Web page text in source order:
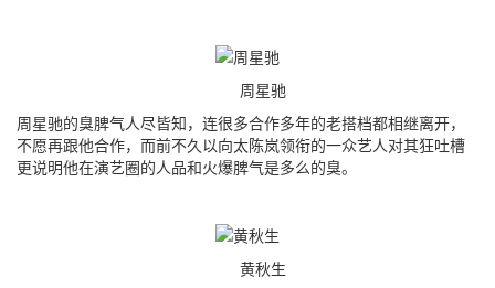
周星驰
周星驰的臭脾气人尽皆知，连很多合作多年的老搭档都相继离开，
不愿再跟他合作，而前不久以向太陈岚领衔的一众艺人对其狂吐槽
更说明他在演艺圈的人品和火爆脾气是多么的臭。
黄秋生